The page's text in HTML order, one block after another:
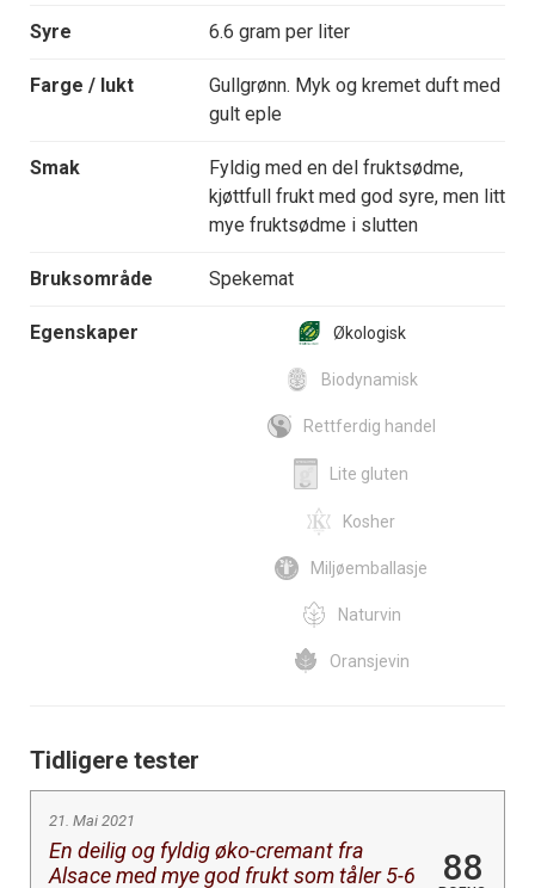
Syre 6.6 gram per liter
Farge / lukt
Gullgrønn. Myk og kremet duft med
gult eple
Smak
Fyldig med en del fruktsødme,
kjøttfull frukt med god syre, men litt
mye fruktsødme i slutten
Bruksområde Spekemat
Egenskaper Økologisk
Biodynamisk
Rettferdig handel
Lite gluten
Kosher
Miljøemballasje
Naturvin
Oransjevin
Tidligere tester
21. Mai 2021
En deilig og fyldig øko-cremant fra
Alsace med mye god frukt som tåler 5-6
88